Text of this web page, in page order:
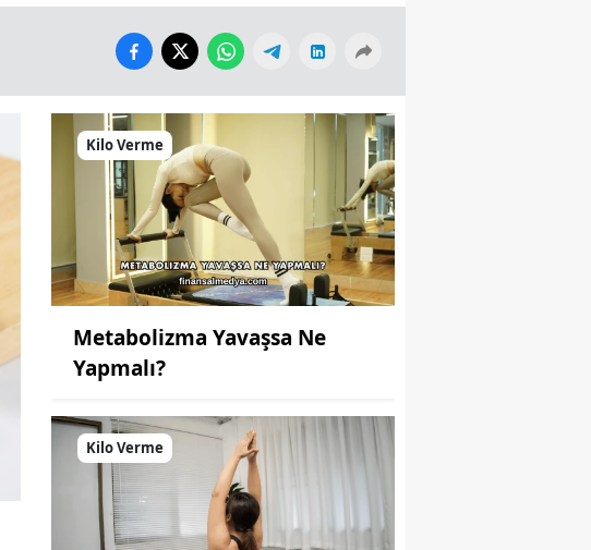
Kilo Verme
Metabolizma Yavaşsa Ne
Yapmalı?
Kilo Verme